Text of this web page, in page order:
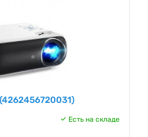
Есть на складе